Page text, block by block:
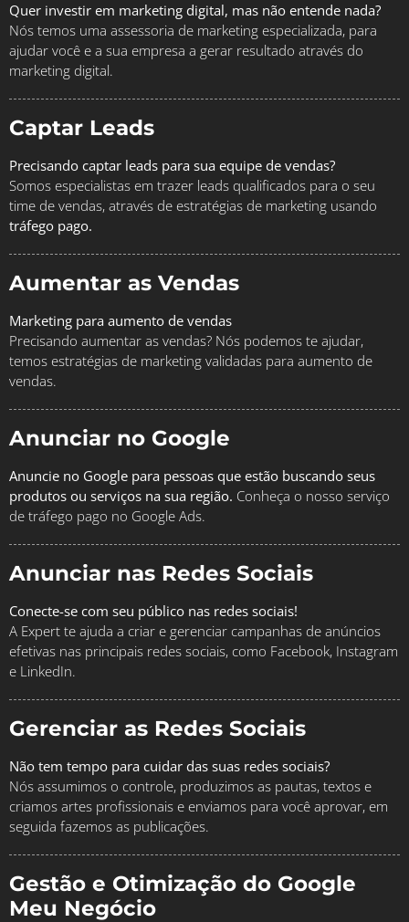
Quer investir em marketing digital, mas não entende nada?
Nós temos uma assessoria de marketing especializada, para
ajudar você e a sua empresa a gerar resultado através do
marketing digital.
Captar Leads
Precisando captar leads para sua equipe de vendas?
Somos especialistas em trazer leads qualificados para o seu
time de vendas, através de estratégias de marketing usando
tráfego pago.
Aumentar as Vendas
Marketing para aumento de vendas
Precisando aumentar as vendas? Nós podemos te ajudar,
temos estratégias de marketing validadas para aumento de
vendas.
Anunciar no Google
Anuncie no Google para pessoas que estão buscando seus
produtos ou serviços na sua região. Conheça o nosso serviço
de tráfego pago no Google Ads.
Anunciar nas Redes Sociais
Conecte-se com seu público nas redes sociais!
A Expert te ajuda a criar e gerenciar campanhas de anúncios
efetivas nas principais redes sociais, como Facebook, Instagram
e LinkedIn.
Gerenciar as Redes Sociais
Não tem tempo para cuidar das suas redes sociais?
Nós assumimos o controle, produzimos as pautas, textos e
criamos artes profissionais e enviamos para você aprovar, em
seguida fazemos as publicações.
Gestão e Otimização do Google
Meu Negócio